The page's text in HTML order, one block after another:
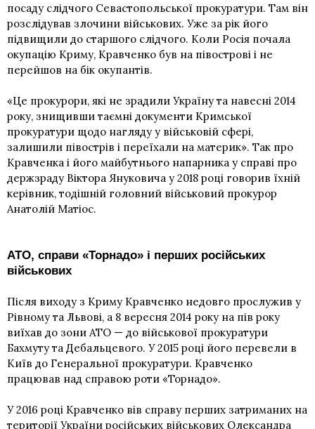
посаду слідчого Севастопольської прокуратури. Там він
розслідував злочини військових. Уже за рік його
підвищили до старшого слідчого. Коли Росія почала
окупацію Криму, Кравченко був на півострові і не
перейшов на бік окупантів.
«Це прокурори, які не зрадили Україну та навесні 2014
року, знищивши таємні документи Кримської
прокуратури щодо нагляду у військовій сфері,
залишили півострів і переїхали на материк». Так про
Кравченка і його майбутнього напарника у справі про
держзраду Віктора Януковича у 2018 році говорив їхній
керівник, тодішній головний військовий прокурор
Анатолій Матіос.
АТО, справи «Торнадо» і перших російських
військових
Після виходу з Криму Кравченко недовго прослужив у
Рівному та Львові, а 8 вересня 2014 року на пів року
виїхав до зони АТО — до військової прокуратури
Бахмуту та Дебальцевого. У 2015 році його перевели в
Київ до Генеральної прокуратури. Кравченко
працював над справою роти «Торнадо».
У 2016 році Кравченко вів справу перших затриманих на
території України російських військових Олександра